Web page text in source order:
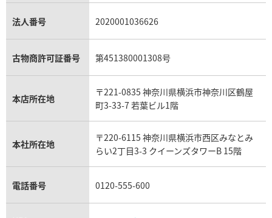
銀・シルバー買取
パラジウム買取
キャッツアイ買取
アクアマリン買取
ヴァシュロン・コンスタンタン買取
オメガ買取
カルティエ買取
フランク ミュラー買取
リシャール・ミル買取
パネライ買取
チューダー（チュードル）買取
セリーヌ買取
プラダ買取
ダミアーニ買取
モーブッサン買取
法人番号 2020001036626
古物商許可証番号 第451380001308号
本店所在地
〒221-0835 神奈川県横浜市神奈川区鶴屋
町3-33-7 若葉ビル1階
本社所在地
〒220-6115 神奈川県横浜市西区みなとみ
らい2丁目3-3 クイーンズタワーB 15階
電話番号 0120-555-600